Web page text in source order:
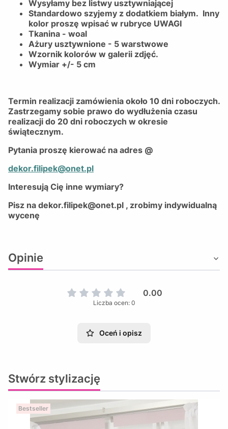
Wysyłamy bez listwy usztywniającej
Standardowo szyjemy z dodatkiem białym. Inny
kolor proszę wpisać w rubryce UWAGI
Tkanina - woal
Ażury usztywnione - 5 warstwowe
Wzornik kolorów w galerii zdjęć.
Wymiar +/- 5 cm
Termin realizacji zamówienia około 10 dni roboczych.
Zastrzegamy sobie prawo do wydłużenia czasu
realizacji do 20 dni roboczych w okresie
świątecznym.
Pytania proszę kierować na adres @
dekor.filipek@onet.pl
Interesują Cię inne wymiary?
Pisz na dekor.filipek@onet.pl , zrobimy indywidualną
wycenę
Opinie
0.00
Liczba ocen: 0
Oceń i opisz
Stwórz stylizację
Bestseller